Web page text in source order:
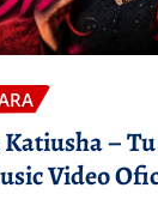
–
Video